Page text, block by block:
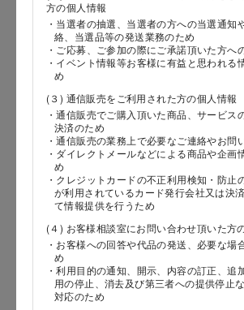
方の個人情報
・当選者の抽選、当選者の方への当選通知
絡、当選品等の発送業務のため
・ご応募、ご参加の際にご承諾頂いた方へ
・イベント情報等お客様に有益と思われる
め
(３) 通信販売をご利用された方の個人情報
・通信販売でご購入頂いた商品、サービス
決済のため
・通信販売の業務上で必要なご連絡やお問
・ダイレクトメールなどによる商品や企画
め
・クレジットカードの不正利用検知・防止
が利用されているカード発行会社又は決
て情報提供を行うため
(４) お客様相談室にお問い合わせ頂いた方
・お客様への回答や代品の発送、必要な場
め
・利用目的の通知、開示、内容の訂正、追
用の停止、消去及び第三者への提供停止
対応のため
［セイ］
［メイ］
（全角で入力してください）
電話番号
メールアドレス
郵便番号